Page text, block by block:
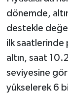
dönemde,
destekle
ilk saatlerinde
altın, saat
seviyesine
yükselerek 6